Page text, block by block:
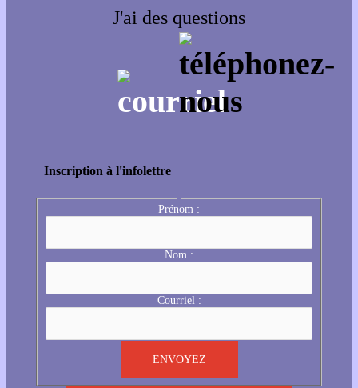
J'ai des questions
Inscription à l'infolettre
Prénom :
Nom :
Courriel :